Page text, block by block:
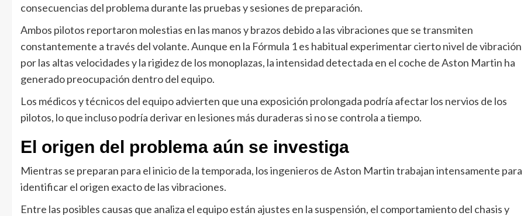
consecuencias del problema durante las pruebas y sesiones de preparación.
Ambos pilotos reportaron molestias en las manos y brazos debido a las vibraciones que se transmiten
constantemente a través del volante. Aunque en la Fórmula 1 es habitual experimentar cierto nivel de vibración
por las altas velocidades y la rigidez de los monoplazas, la intensidad detectada en el coche de Aston Martin ha
generado preocupación dentro del equipo.
Los médicos y técnicos del equipo advierten que una exposición prolongada podría afectar los nervios de los
pilotos, lo que incluso podría derivar en lesiones más duraderas si no se controla a tiempo.
El origen del problema aún se investiga
Mientras se preparan para el inicio de la temporada, los ingenieros de Aston Martin trabajan intensamente para
identificar el origen exacto de las vibraciones.
Entre las posibles causas que analiza el equipo están ajustes en la suspensión, el comportamiento del chasis y